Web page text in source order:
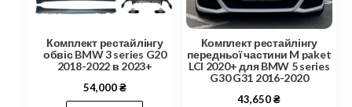
Комплект рестайлінгу
обвіс BMW 3 series G20
2018-2022 в 2023+
54,000₴
Комплект рестайлінгу
передньої частини M paket
LCI 2020+ для BMW 5 series
G30 G31 2016-2020
43,650₴